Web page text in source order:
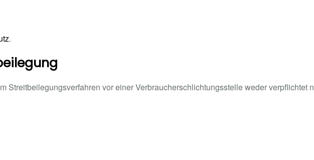
.
Streitbeilegungsverfahren vor einer Verbraucherschlichtungsstelle weder verpflichtet